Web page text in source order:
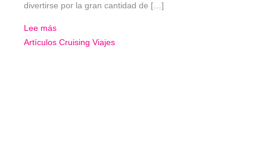
divertirse por la gran cantidad de […]
Lee más
Artículos Cruising Viajes